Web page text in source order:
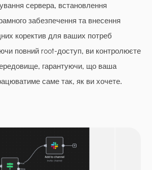
сервера, встановлення
забезпечення та внесення
коректив для ваших потреб
повний root-доступ, ви контролюєте
гарантуючи, що ваша
саме так, як ви хочете.